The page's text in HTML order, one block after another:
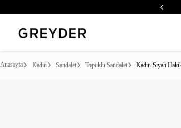
Anasayfa Kadın Sandalet Topuklu Sandalet Kadın Siyah